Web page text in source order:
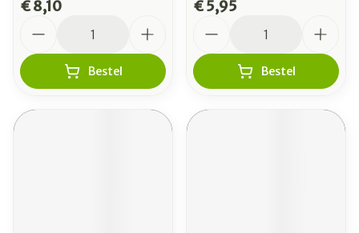
€ 8,10
Bestel
€ 5,95
Bestel